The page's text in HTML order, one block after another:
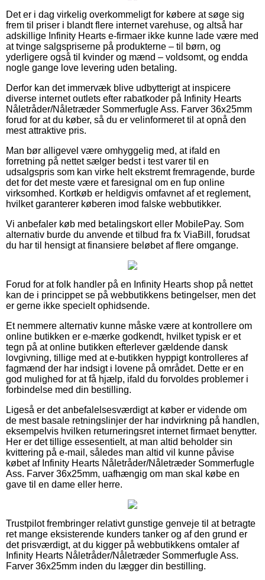
Det er i dag virkelig overkommeligt for købere at søge sig
frem til priser i blandt flere internet varehuse, og altså har
adskillige Infinity Hearts e-firmaer ikke kunne lade være med
at tvinge salgspriserne på produkterne – til børn, og
yderligere også til kvinder og mænd – voldsomt, og endda
nogle gange love levering uden betaling.
Derfor kan det immervæk blive udbytterigt at inspicere
diverse internet outlets efter rabatkoder på Infinity Hearts
Nåletråder/Nåletræder Sommerfugle Ass. Farver 36x25mm
forud for at du køber, så du er velinformeret til at opnå den
mest attraktive pris.
Man bør alligevel være omhyggelig med, at ifald en
forretning på nettet sælger bedst i test varer til en
udsalgspris som kan virke helt ekstremt fremragende, burde
det for det meste være et faresignal om en fup online
virksomhed. Kortkøb er heldigvis omfavnet af et reglement,
hvilket garanterer køberen imod falske webbutikker.
Vi anbefaler køb med betalingskort eller MobilePay. Som
alternativ burde du anvende et tilbud fra fx ViaBill, forudsat
du har til hensigt at finansiere beløbet af flere omgange.
Forud for at folk handler på en Infinity Hearts shop på nettet
kan de i princippet se på webbutikkens betingelser, men det
er gerne ikke specielt ophidsende.
Et nemmere alternativ kunne måske være at kontrollere om
online butikken er e-mærke godkendt, hvilket typisk er et
tegn på at online butikken efterlever gældende dansk
lovgivning, tillige med at e-butikken hyppigt kontrolleres af
fagmænd der har indsigt i lovene på området. Dette er en
god mulighed for at få hjælp, ifald du forvoldes problemer i
forbindelse med din bestilling.
Ligeså er det anbefalelsesværdigt at køber er vidende om
de mest basale retningslinjer der har indvirkning på handlen,
eksempelvis hvilken returneringsret internet firmaet benytter.
Her er det tillige essesentielt, at man altid beholder sin
kvittering på e-mail, således man altid vil kunne påvise
købet af Infinity Hearts Nåletråder/Nåletræder Sommerfugle
Ass. Farver 36x25mm, uafhængig om man skal købe en
gave til en dame eller herre.
Trustpilot frembringer relativt gunstige genveje til at betragte
ret mange eksisterende kunders tanker og af den grund er
det prisværdigt, at du kigger på webbutikkens omtaler af
Infinity Hearts Nåletråder/Nåletræder Sommerfugle Ass.
Farver 36x25mm inden du lægger din bestilling.